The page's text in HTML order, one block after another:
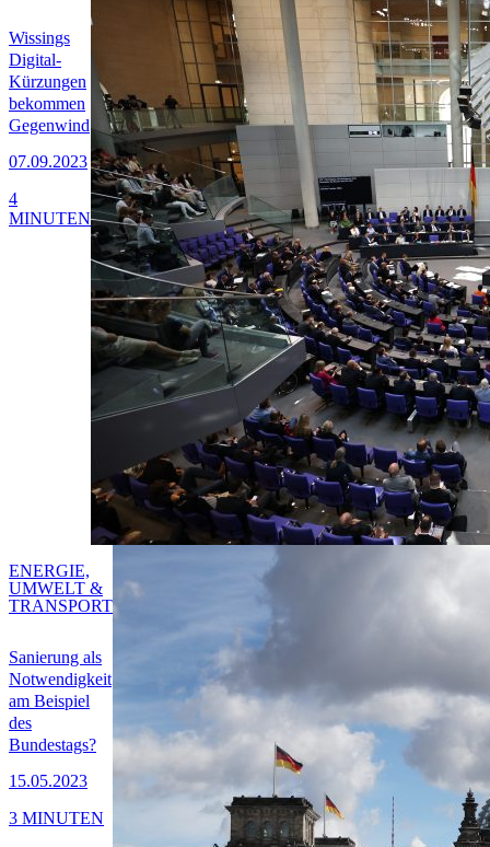
Wissings
Digital-
Kürzungen
bekommen
Gegenwind
07.09.2023
4
MINUTEN
Sanierung als
Notwendigkeit
am Beispiel
des
Bundestags?
15.05.2023
ENERGIE,
UMWELT &
TRANSPORT
3 MINUTEN